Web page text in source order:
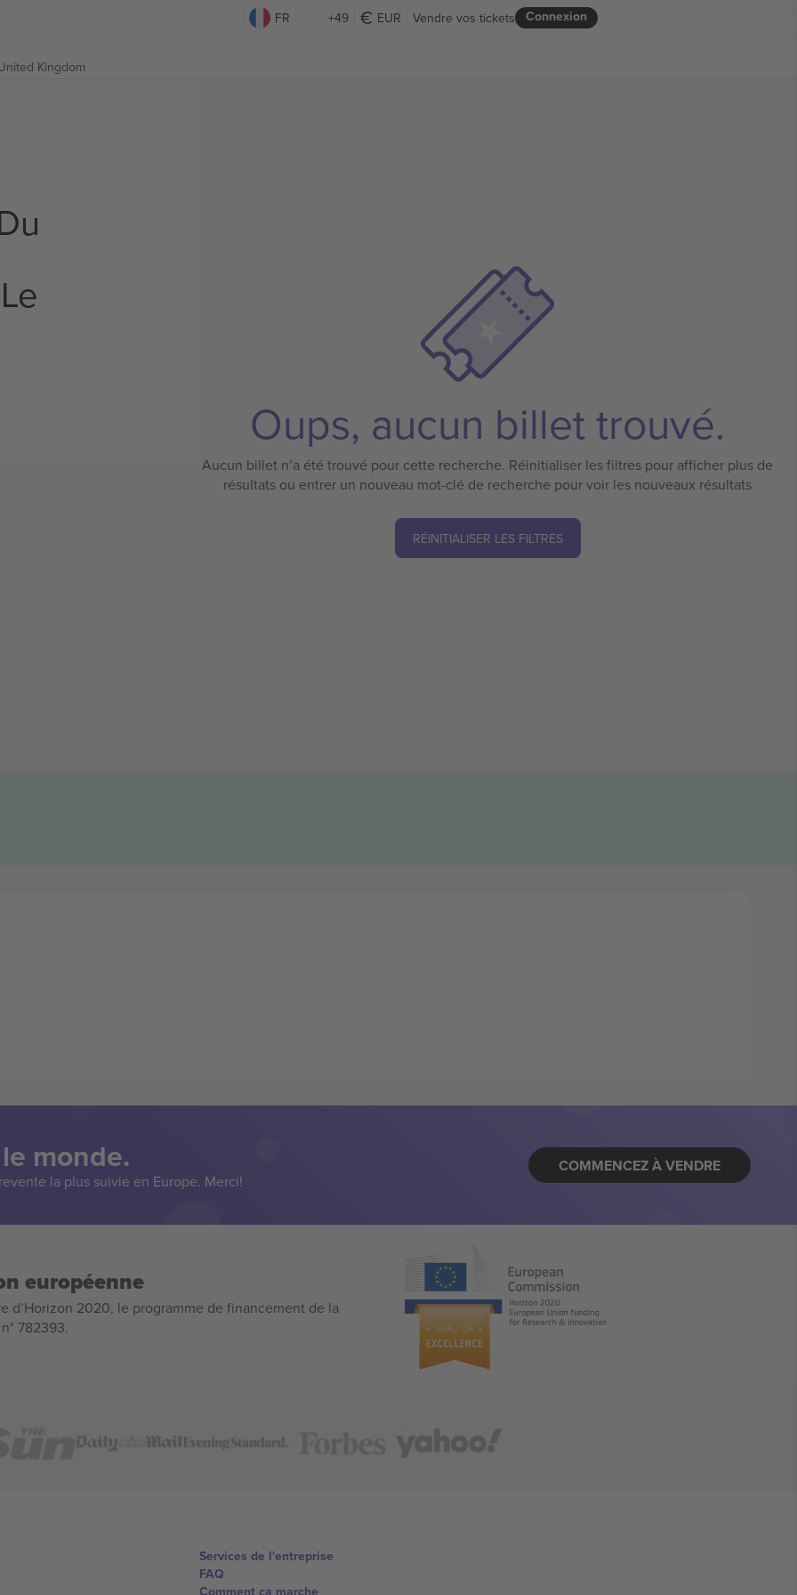
FR +49 EUR Connexion
Vendre vos tickets
Kingdom
Oups, aucun billet trouvé.
Aucun billet n’a été trouvé pour cette recherche. Réinitialiser les filtres pour afficher plus de
résultats ou entrer un nouveau mot-clé de recherche pour voir les nouveaux résultats
RÉINITIALISER LES FILTRES
monde.
la plus suivie en Europe. Merci!
COMMENCEZ À VENDRE
européenne
d’Horizon 2020, le programme de financement de la
782393.
Services de l'entreprise
FAQ
Comment ça marche